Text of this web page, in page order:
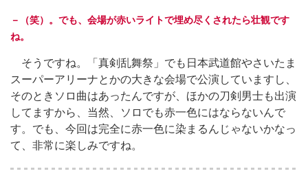
－（笑）。でも、会場が赤いライトで埋め尽くされたら壮観です
ね。
そうですね。「真剣乱舞祭」でも日本武道館やさいたま
スーパーアリーナとかの大きな会場で公演していますし、
そのときソロ曲はあったんですが、ほかの刀剣男士も出演
してますから、当然、ソロでも赤一色にはならないんで
す。でも、今回は完全に赤一色に染まるんじゃないかなっ
て、非常に楽しみですね。